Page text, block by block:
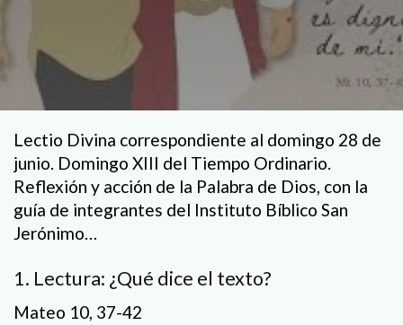
Lectio Divina correspondiente al domingo 28 de
junio. Domingo XIII del Tiempo Ordinario.
Reflexión y acción de la Palabra de Dios, con la
guía de integrantes del Instituto Bíblico San
Jerónimo…
1. Lectura: ¿Qué dice el texto?
Mateo 10, 37-42